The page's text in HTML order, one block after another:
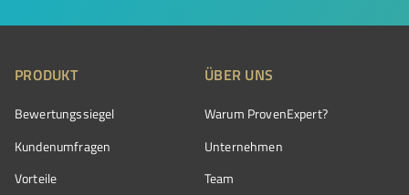
PRODUKT
Bewertungssiegel
Kundenumfragen
Vorteile
ÜBER UNS
Warum ProvenExpert?
Unternehmen
Team